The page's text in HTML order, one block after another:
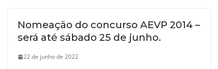
Nomeação do concurso AEVP 2014 –
será até sábado 25 de junho.
22 de junho de 2022